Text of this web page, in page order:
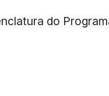
do